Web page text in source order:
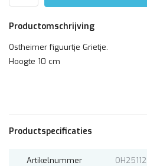
Productomschrijving
Ostheimer figuurtje Grietje.
Hoogte 10 cm
Productspecificaties
Artikelnummer OH25112